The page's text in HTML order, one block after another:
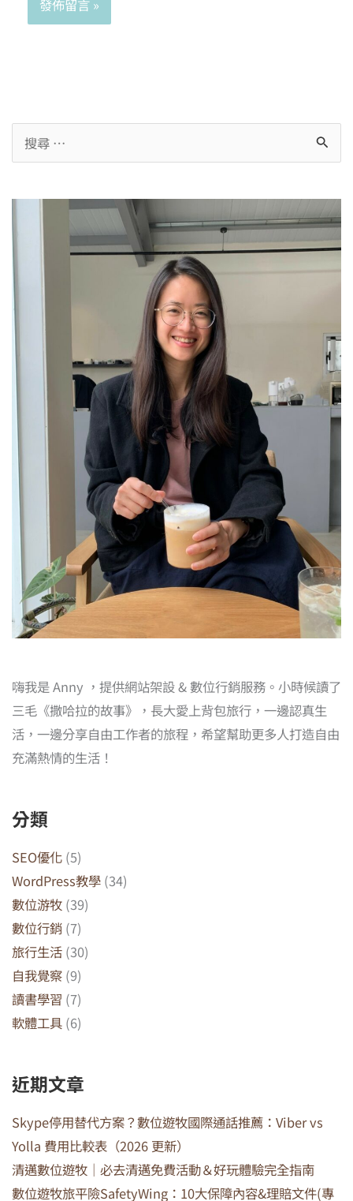
嗨我是 Anny ，提供網站架設 & 數位行銷服務。小時候讀了
三毛《撒哈拉的故事》，長大愛上背包旅行，一邊認真生
活，一邊分享自由工作者的旅程，希望幫助更多人打造自由
充滿熱情的生活！
分類
SEO優化 (5)
WordPress教學 (34)
數位游牧 (39)
數位行銷 (7)
旅行生活 (30)
自我覺察 (9)
讀書學習 (7)
軟體工具 (6)
近期文章
Skype停用替代方案？數位遊牧國際通話推薦：Viber vs
Yolla 費用比較表（2026 更新）
清邁數位遊牧｜必去清邁免費活動＆好玩體驗完全指南
數位遊牧旅平險SafetyWing：10大保障內容&理賠文件(專